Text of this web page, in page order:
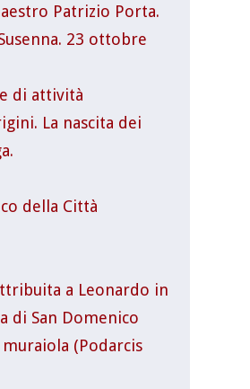
Patrizio Porta.
23 ottobre
di attività
La nascita dei
della Città
a Leonardo in
di San Domenico
(Podarcis